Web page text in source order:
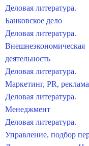
Деловая литература.
Банковское дело
Деловая литература.
Внешнеэкономическая
деятельность
Деловая литература.
Маркетинг, PR, реклама
Деловая литература.
Менеджмент
Деловая литература.
Управление, подбор